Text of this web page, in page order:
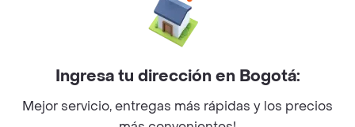
Facebook
Twitter
Instagram
©2026Rappi Inc. All rights reserved.
Ingresa tu dirección en Bogotá:
Mejor servicio, entregas más rápidas y los precios